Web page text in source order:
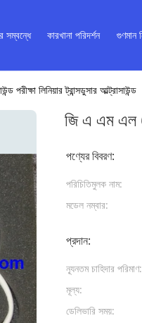
সম্বন্ধে কারখানা পরিদর্শন গুণমান
লিনিয়ার ট্রান্সডুসার আল্ট্রাসাউন্ড
জি এ এম এল
পণ্যের বিবরণ:
পরিচিতিমুলক নাম:
মডেল নম্বার:
প্রদান:
ন্যূনতম চাহিদার পরিমাণ:
মূল্য:
ডেলিভারি সময়: